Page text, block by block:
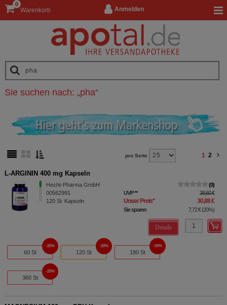
Anmelden
Warenkorb
0
Sie suchen nach: „pha“
pro Seite 1 2
L-ARGININ 400 mg Kapseln
Hecht-Pharma GmbH
00562991
120 St Kapseln
0
UVP** 38,60 €
Unser Preis* 30,88 €
Sie sparen 7,72 €(20%)
Details
60 St
20%
120 St
20%
180 St
20%
360 St
20%